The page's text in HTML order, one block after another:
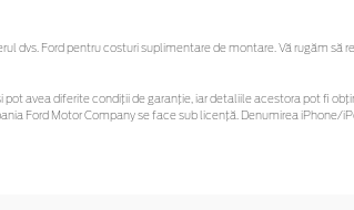
dvs. Ford pentru costuri suplimentare de montare. Vă rugăm
avea diferite condiții de garanție, iar detaliile acestora pot fi
Ford Motor Company se face sub licență. Denumirea